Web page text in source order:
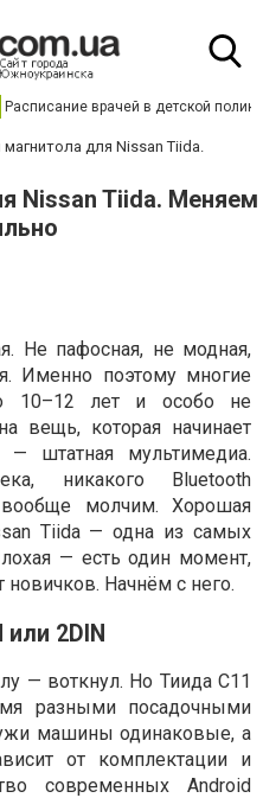
Расписание врачей в детской
для Nissan Tiida.
Nissan Tiida. Меняем
Не пафосная, не модная,
Именно поэтому многие
10–12 лет и особо не
вещь, которая начинает
штатная мультимедиа.
никакого Bluetooth
вообще молчим. Хорошая
Tiida — одна из самых
— есть один момент,
новичков. Начнём с него.
2DIN
— воткнул. Но Тиида C11
разными посадочными
машины одинаковые, а
от комплектации и
современных Android